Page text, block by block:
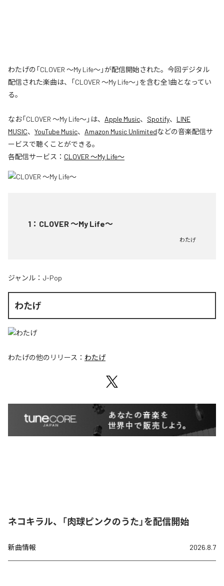
わたげの「CLOVER ～My Life～」が配信開始された。今回デジタル
配信された楽曲は、「CLOVER ～My Life～」を含む全1曲となってい
る。
なお「CLOVER ～My Life～」は、 Apple Music、 Spotify、 LINE
MUSIC、 YouTube Music、 Amazon Music Unlimitedなどの音楽配信サ
ービスで聴くことができる。
各配信サービス： CLOVER ～My Life～
1 ： CLOVER ～My Life～
わたげ
ジャンル： J-Pop
わたげ
わたげの他のリリース： わたげ
ネコキラル、「肉球ピンクのうた」を配信開始
新曲情報 2026.8.7